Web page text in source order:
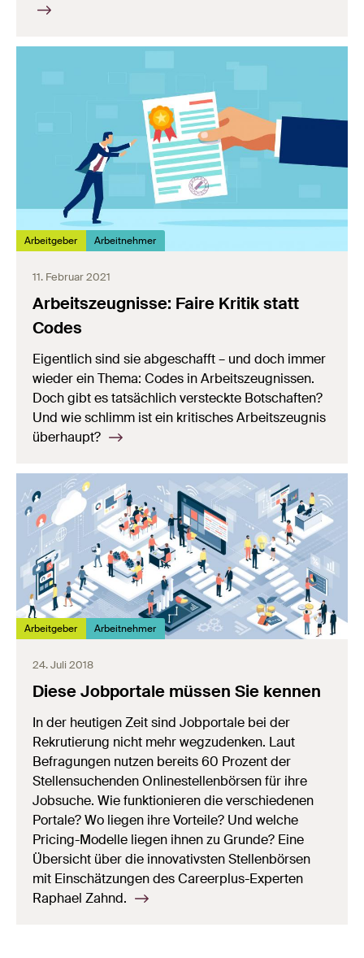
Arbeitgeber Arbeitnehmer
11. Februar 2021
Arbeitszeugnisse: Faire Kritik statt
Codes
Eigentlich sind sie abgeschafft – und doch immer
wieder ein Thema: Codes in Arbeitszeugnissen.
Doch gibt es tatsächlich versteckte Botschaften?
Und wie schlimm ist ein kritisches Arbeitszeugnis
überhaupt?
Arbeitgeber Arbeitnehmer
24. Juli 2018
Diese Jobportale müssen Sie kennen
In der heutigen Zeit sind Jobportale bei der
Rekrutierung nicht mehr wegzudenken. Laut
Befragungen nutzen bereits 60 Prozent der
Stellensuchenden Onlinestellenbörsen für ihre
Jobsuche. Wie funktionieren die verschiedenen
Portale? Wo liegen ihre Vorteile? Und welche
Pricing-Modelle liegen ihnen zu Grunde? Eine
Übersicht über die innovativsten Stellenbörsen
mit Einschätzungen des Careerplus-Experten
Raphael Zahnd.